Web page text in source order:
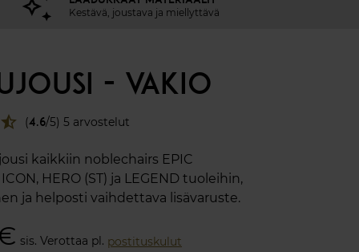
Kestävä, joustava ja miellyttävä
- VAKIO
star_half (4.6/5) 5 arvostelut
kaikkiin noblechairs EPIC
ICON, HERO (ST) ja LEGEND tuoleihin,
ja helposti vaihdettava lisävaruste.
sis. Verottaa pl. postituskulut